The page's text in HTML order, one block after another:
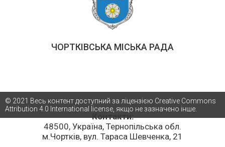
ЧОРТКІВСЬКА МІСЬКА РАДА
Контакти:
48500, Україна, Тернопільська обл.
м.Чортків, вул. Тараса Шевченка, 21
© 2021 Весь контент доступний за ліцензією Creative Commons
Attribution 4.0 International license, якщо не зазначено інше.